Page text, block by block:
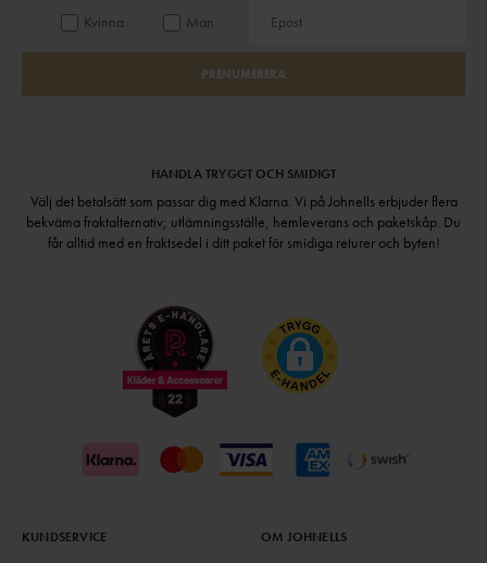
Kvinna Man
PRENUMERERA
HANDLA TRYGGT OCH SMIDIGT
Välj det betalsätt som passar dig med Klarna. Vi på Johnells erbjuder flera
bekväma fraktalternativ; utlämningsställe, hemleverans och paketskåp. Du
får alltid med en fraktsedel i ditt paket för smidiga returer och byten!
KUNDSERVICE OM JOHNELLS